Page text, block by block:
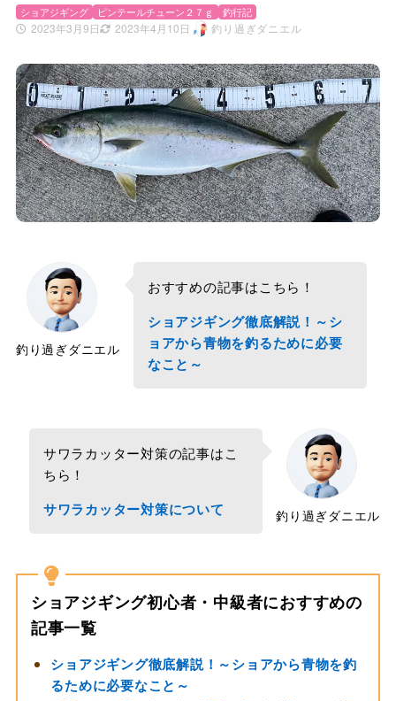
2023年3月9日 2023年4月10日 釣り過ぎダニエル
ショアジギング ピンテールチューン２７ｇ 釣行記
釣り過ぎダニエル
おすすめの記事はこちら！
ショアジギング徹底解説！～シ
ョアから青物を釣るために必要
なこと～
釣り過ぎダニエル
サワラカッター対策の記事はこ
ちら！
サワラカッター対策について
ショアジギング初心者・中級者におすすめの
記事一覧
ショアジギング徹底解説！～ショアから青物を釣
るために必要なこと～